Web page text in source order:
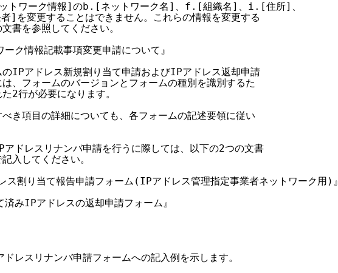
ワーク情報]のb.[ネットワーク名]、f.[組織名]、i.[住所]、
を変更することはできません。これらの情報を変更する
を参照してください。
ク情報記載事項変更申請について』
IPアドレス新規割り当て申請およびIPアドレス返却申請
、フォームのバージョンとフォームの種別を識別するた
2行が必要になります。
き項目の詳細についても、各フォームの記述要領に従い
ドレスリナンバ申請を行うに際しては、以下の2つの文書
入してください。
割り当て報告申請フォーム(IPアドレス管理指定事業者ネットワーク用)』
みIPアドレスの返却申請フォーム』
スリナンバ申請フォームへの記入例を示します。